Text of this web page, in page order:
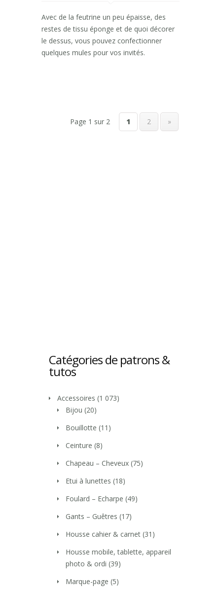
Avec de la feutrine un peu épaisse, des
restes de tissu éponge et de quoi décorer
le dessus, vous pouvez confectionner
quelques mules pour vos invités.
Page 1 sur 2 1 2 »
Catégories de patrons &
tutos
Accessoires (1 073)
Bijou (20)
Bouillotte (11)
Ceinture (8)
Chapeau – Cheveux (75)
Etui à lunettes (18)
Foulard – Echarpe (49)
Gants – Guêtres (17)
Housse cahier & carnet (31)
Housse mobile, tablette, appareil
photo & ordi (39)
Marque-page (5)